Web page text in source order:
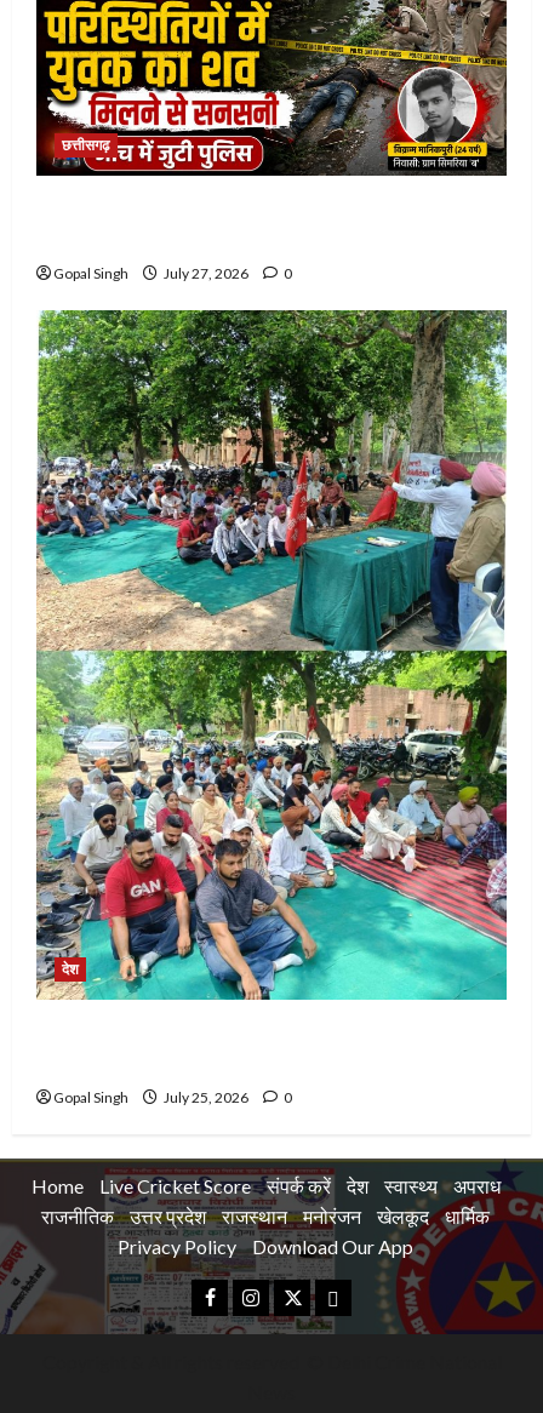
छत्तीसगढ़
Gopal Singh July 27, 2026 0
देश
Gopal Singh July 25, 2026 0
Home Live Cricket Score संपर्क करें देश स्वास्थ्य
अपराध
राजनीतिक
उत्तर प्रदेश राजस्थान मनोरंजन खेलकूद
धार्मिक
Privacy Policy
Download Our App
Facebook
Instagram
TwitterPrivacy
Policy